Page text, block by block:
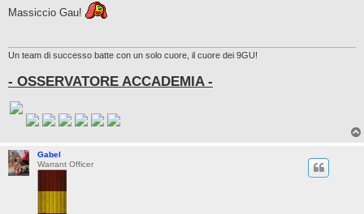
t
Massiccio Gau!
Un team di successo batte con un solo cuore, il cuore dei 9GU!
- OSSERVATORE ACCADEMIA -
Gabel
Warrant Officer